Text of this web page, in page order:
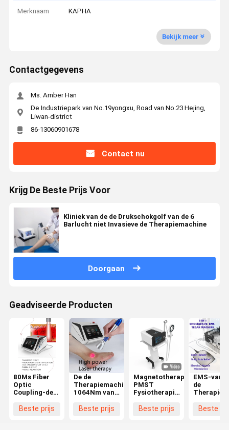
Merknaam KAPHA
Bekijk meer
Contactgegevens
Ms. Amber Han
De Industriepark van No.19yongxu, Road van No.23 Hejing,
Liwan-district
86-13060901678
Contact nu
Krijg De Beste Prijs Voor
Kliniek van de de Drukschokgolf van de 6
Barlucht niet Invasieve de Therapiemachine
Doorgaan
Geadviseerde Producten
80Ms Fiber
Optic
Coupling-de
deBeste prijs
De de
Therapiemachine
1064Nm van
Machtslaser
Beste prijs
Magnetotherapy
PMST
Fysiotherapiemachine
4 Tesla
Beste prijs
EMS-van
de
Beste